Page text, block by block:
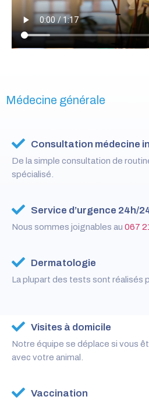
Médecine générale
Consultation médecine
De la simple consultation de
spécialisé.
Service d’urgence 24h/
Nous sommes joignables au 067
Dermatologie
La plupart des tests sont réalisés
Visites à domicile
Notre équipe se déplace si vous
avec votre animal.
Vaccination